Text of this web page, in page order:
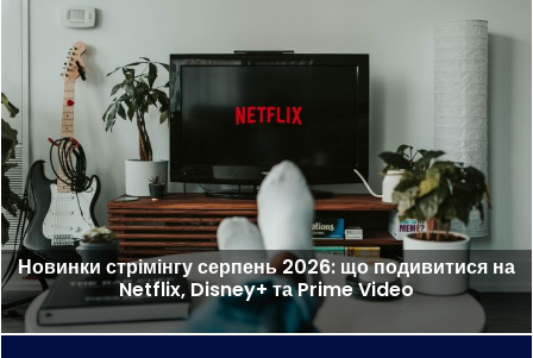
Новинки стрімінгу серпень 2026: що подивитися на
Netflix, Disney+ та Prime Video